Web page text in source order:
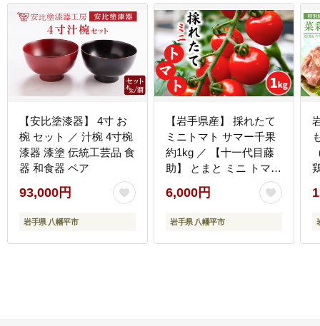
【安比塗漆器】 4寸 お
椀 セット ／ 汁椀 4寸椀
漆器 漆塗 伝統工芸品 食
器 和食器 ペア
93,000円
岩手県 八幡平市
【岩手県産】 採れたて
ミニトマト サマー千果
約1kg ／ 【十一代目藤
助】 とまと ミニ トマト
新鮮 夏野菜 プチトマト
旬 期間限定 季節限定 野
菜 お野菜 八幡平市産 産
6,000円
岩手県 八幡平市